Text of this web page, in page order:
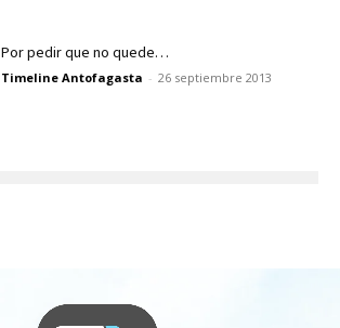
Por pedir que no quede…
Timeline Antofagasta - 26 septiembre 2013